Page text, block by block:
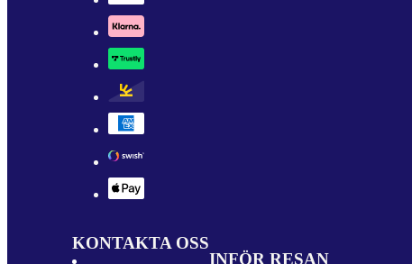
KONTAKTA OSS
INFÖR RESAN